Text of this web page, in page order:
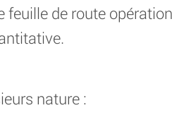
de route
nature :